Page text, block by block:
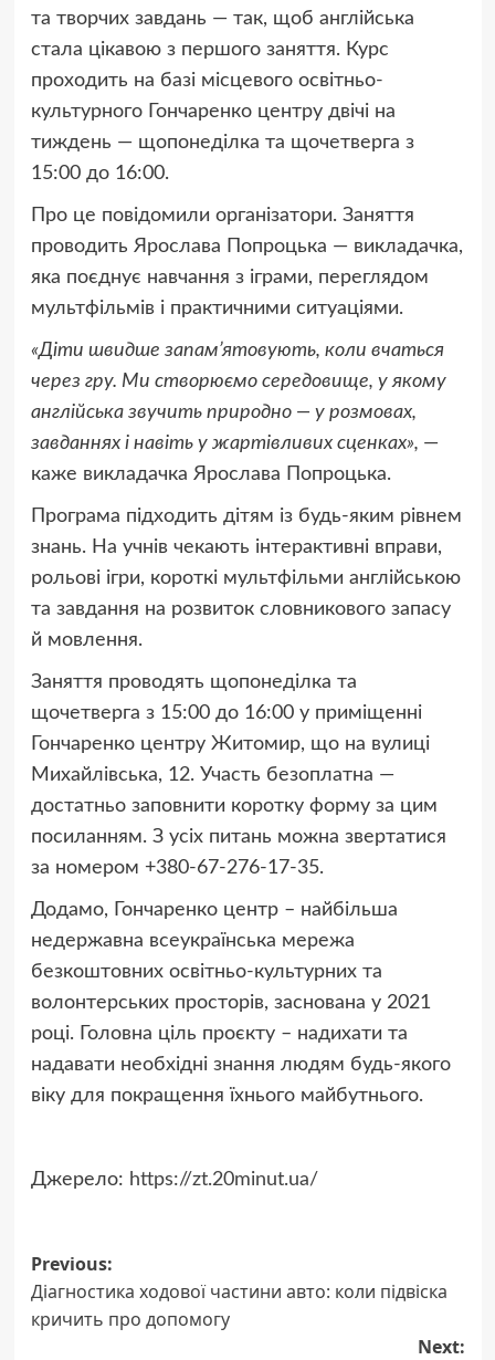
та творчих завдань — так, щоб англійська
стала цікавою з першого заняття. Курс
проходить на базі місцевого освітньо-
культурного Гончаренко центру двічі на
тиждень — щопонеділка та щочетверга з
15:00 до 16:00.
Про це повідомили організатори. Заняття
проводить Ярослава Попроцька — викладачка,
яка поєднує навчання з іграми, переглядом
мультфільмів і практичними ситуаціями.
«Діти швидше запам’ятовують, коли вчаться
через гру. Ми створюємо середовище, у якому
англійська звучить природно — у розмовах,
завданнях і навіть у жартівливих сценках», —
каже викладачка Ярослава Попроцька.
Програма підходить дітям із будь-яким рівнем
знань. На учнів чекають інтерактивні вправи,
рольові ігри, короткі мультфільми англійською
та завдання на розвиток словникового запасу
й мовлення.
Заняття проводять щопонеділка та
щочетверга з 15:00 до 16:00 у приміщенні
Гончаренко центру Житомир, що на вулиці
Михайлівська, 12. Участь безоплатна —
достатньо заповнити коротку форму за цим
посиланням. З усіх питань можна звертатися
за номером +380-67-276-17-35.
Додамо, Гончаренко центр – найбільша
недержавна всеукраїнська мережа
безкоштовних освітньо-культурних та
волонтерських просторів, заснована у 2021
році. Головна ціль проєкту – надихати та
надавати необхідні знання людям будь-якого
віку для покращення їхнього майбутнього.
Джерело: https://zt.20minut.ua/
Post
navigation
Previous:
Діагностика ходової частини авто: коли підвіска
кричить про допомогу
Next: